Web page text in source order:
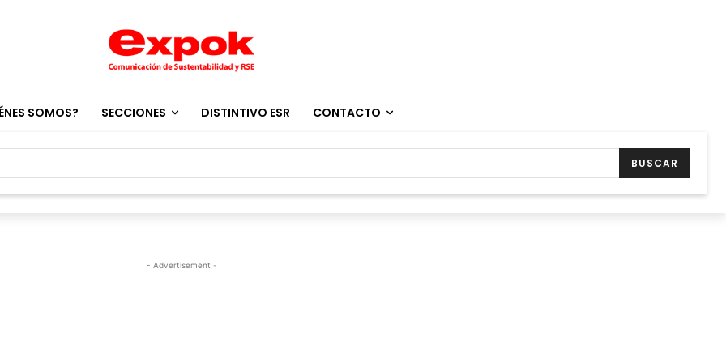
SOMOS? SECCIONES DISTINTIVO ESR CONTACTO
BUSCAR
- Advertisement -